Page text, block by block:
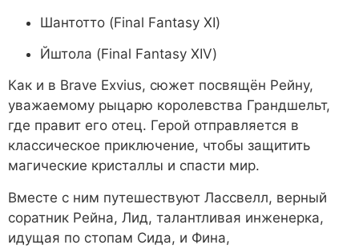
Шантотто (Final Fantasy XI)
Йштола (Final Fantasy XIV)
Как и в Brave Exvius, сюжет посвящён Рейну,
уважаемому рыцарю королевства Грандшельт,
где правит его отец. Герой отправляется в
классическое приключение, чтобы защитить
магические кристаллы и спасти мир.
Вместе с ним путешествуют Лассвелл, верный
соратник Рейна, Лид, талантливая инженерка,
идущая по стопам Сида, и Фина,